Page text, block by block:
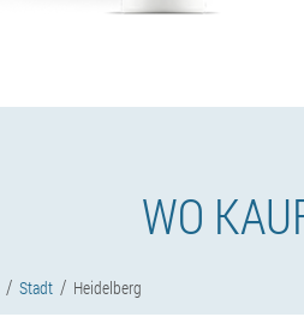
WO
Stadt Heidelberg